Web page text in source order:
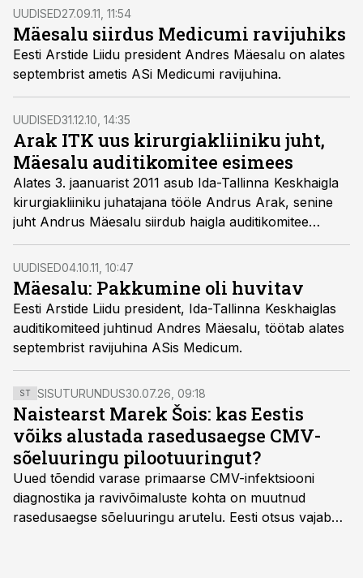
UUDISED27.09.11, 11:54
Mäesalu siirdus Medicumi ravijuhiks
Eesti Arstide Liidu president Andres Mäesalu on alates
septembrist ametis ASi Medicumi ravijuhina.
UUDISED31.12.10, 14:35
Arak ITK uus kirurgiakliiniku juht,
Mäesalu auditikomitee esimees
Alates 3. jaanuarist 2011 asub Ida-Tallinna Keskhaigla
kirurgiakliiniku juhatajana tööle Andrus Arak, senine
juht Andrus Mäesalu siirdub haigla auditikomitee
esimeheks, teatas haigla.
UUDISED04.10.11, 10:47
Mäesalu: Pakkumine oli huvitav
Eesti Arstide Liidu president, Ida-Tallinna Keskhaiglas
auditikomiteed juhtinud Andres Mäesalu, töötab alates
septembrist ravijuhina ASis Medicum.
ST SISUTURUNDUS30.07.26, 09:18
Naistearst Marek Šois: kas Eestis
võiks alustada rasedusaegse CMV-
sõeluuringu pilootuuringut?
Uued tõendid varase primaarse CMV-infektsiooni
diagnostika ja ravivõimaluste kohta on muutnud
rasedusaegse sõeluuringu arutelu. Eesti otsus vajab